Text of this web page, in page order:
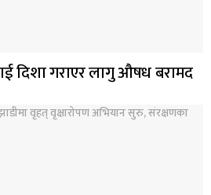
दिशा गराएर लागु औषध बरामद